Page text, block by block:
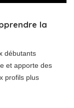
la
débutants
et apporte des
profils plus